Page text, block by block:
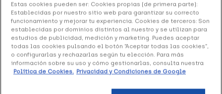
(1 opinión)
Crema de manos para hidratar y regenerar la piel.
Añadir a la Wishlist
Estas cookies pueden ser: Cookies propias (de primera parte):
Establecidas por nuestro sitio web para garantizar su correcto
funcionamiento y mejorar tu experiencia. Cookies de terceros: Son
establecidas por dominios distintos al nuestro y se utilizan para
estudios de publicidad, medición y marketing. Puedes aceptar
todas las cookies pulsando el botón “Aceptar todas las cookies”,
o configurarlas y rechazarlas según tu elección. Para más
información sobre su uso y cómo gestionarlas, consulta nuestra
Política de Cookies. Privacidad y Condiciones de Google